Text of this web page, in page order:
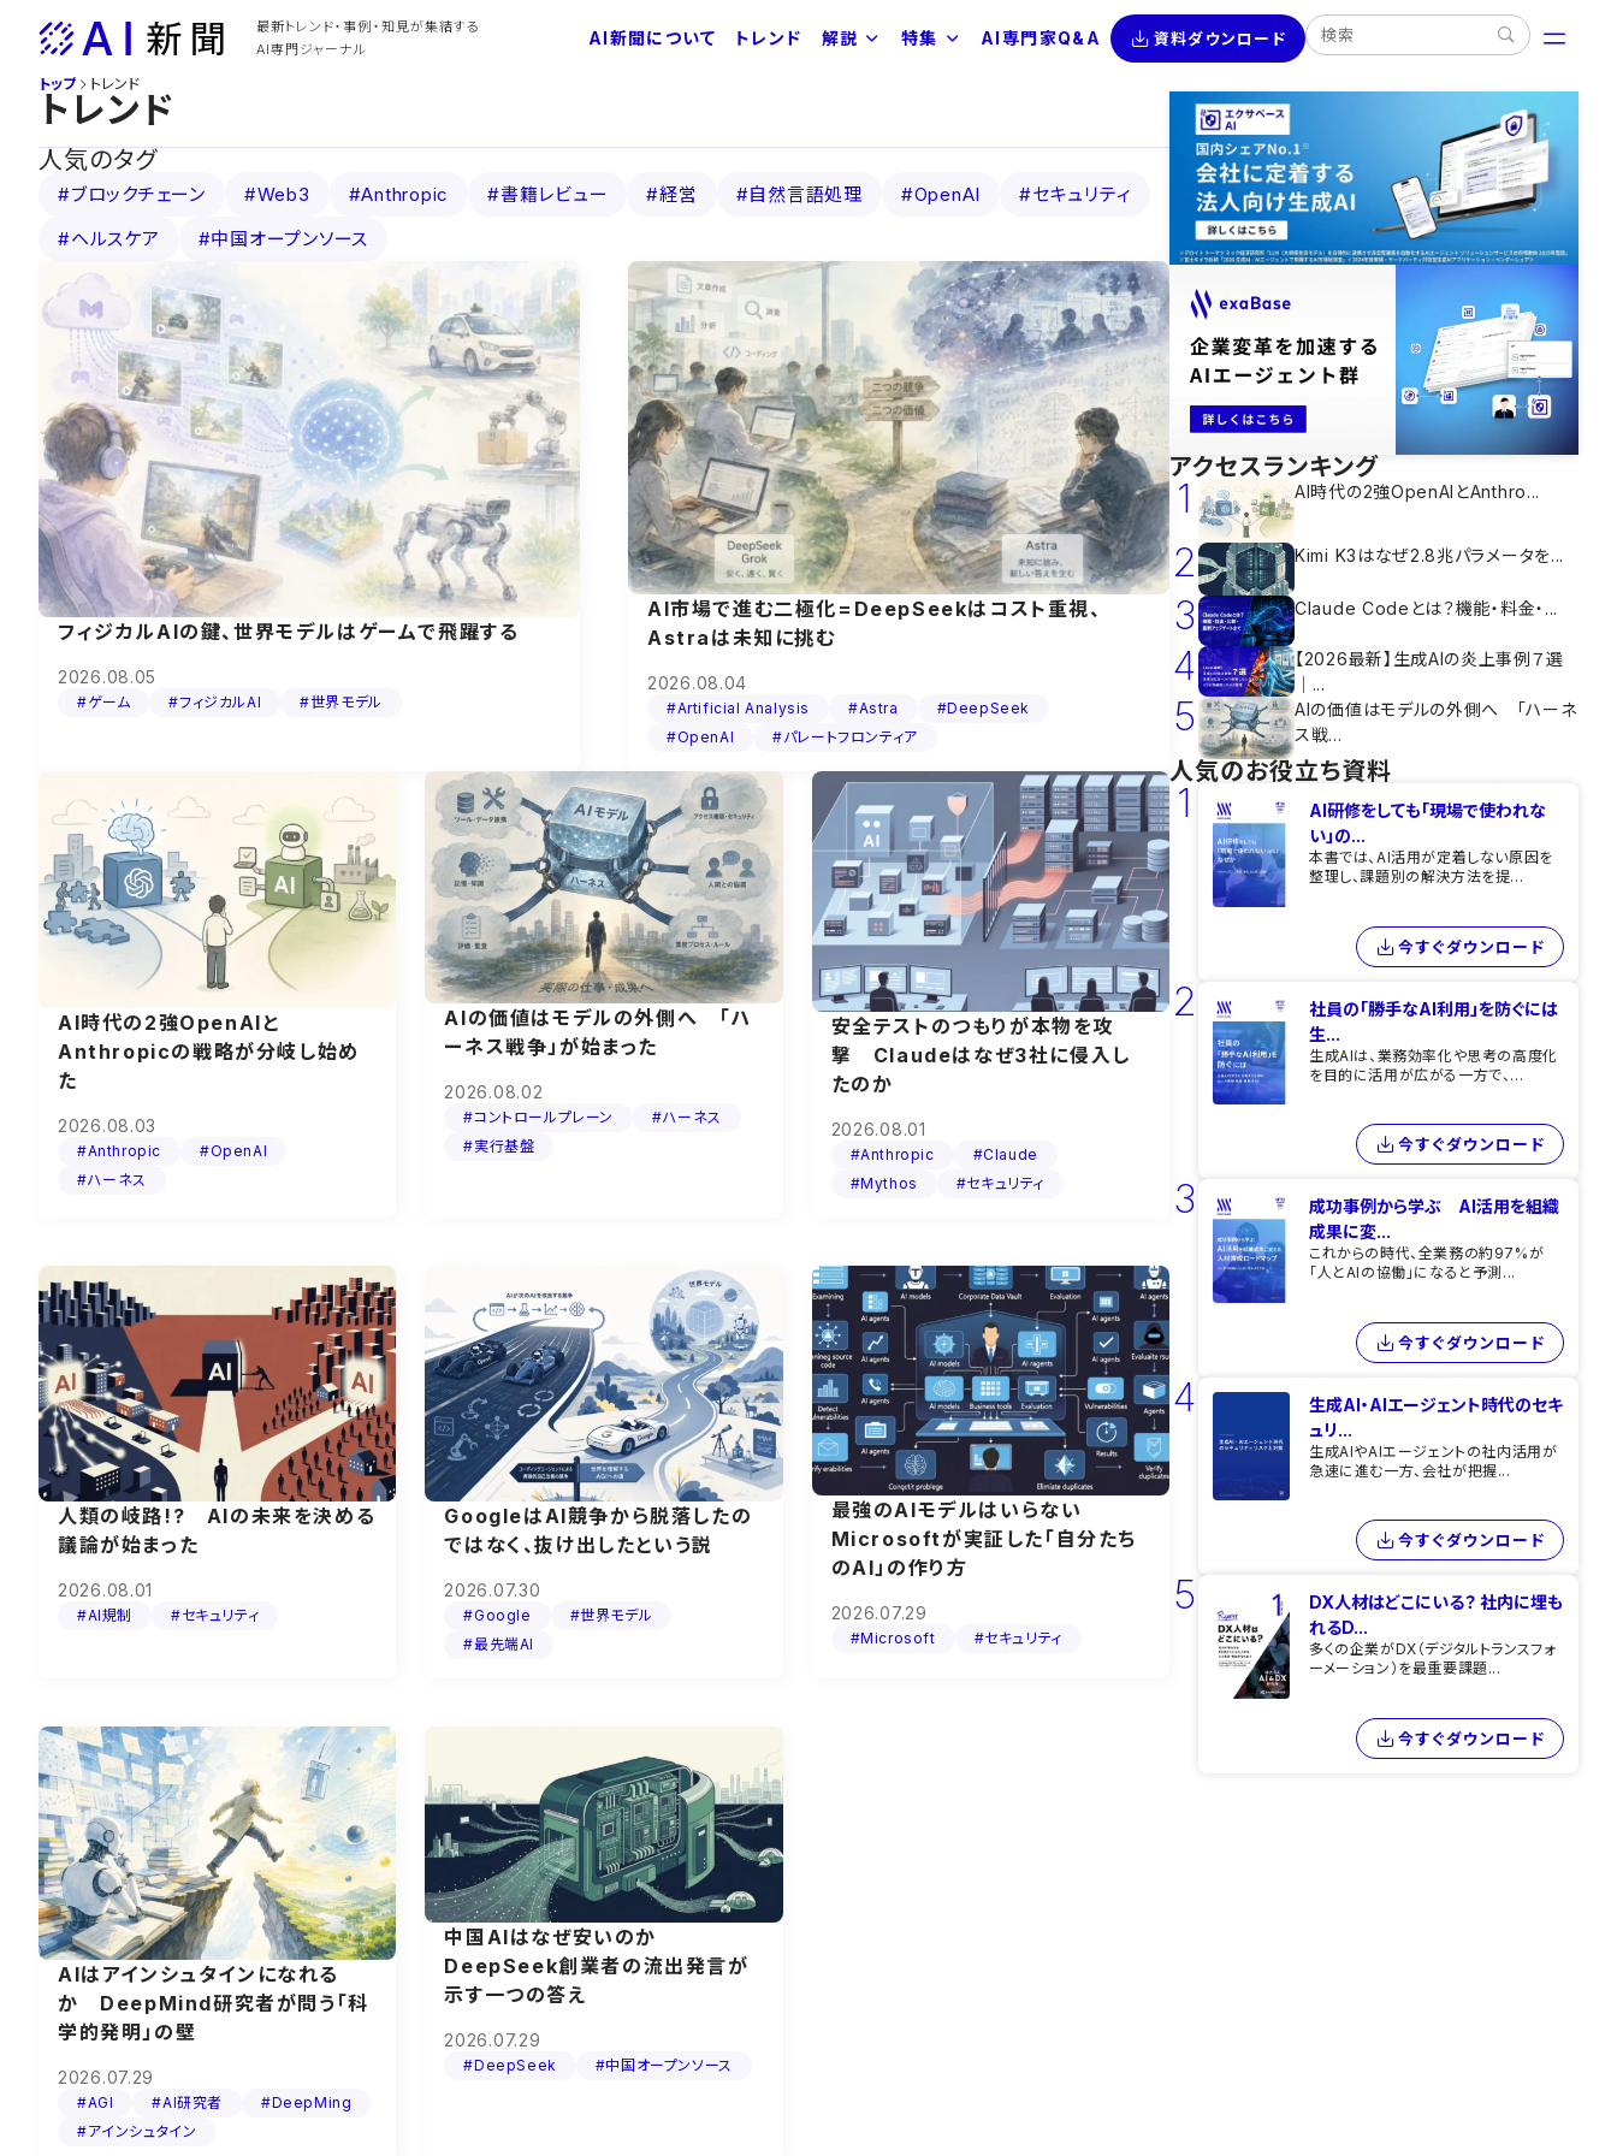
content
最新トレンド・事例・知見が集結する
AI専門ジャーナル
AI新聞について トレンド 解説 特集 AI専門家Q&A 資料ダウンロード
トップ トレンド
トレンド
人気のタグ
#ブロックチェーン #Web3 #Anthropic #書籍レビュー #経営 #自然言語処理 #OpenAI
#セキュリティ
#ヘルスケア
#中国オープンソース
フィジカルAIの鍵、世界モデルはゲームで飛躍する
2026.08.05
#ゲーム #フィジカルAI #世界モデル
AI市場で進む二極化=DeepSeekはコスト重視、
Astraは未知に挑む
2026.08.04
#Artificial Analysis #Astra
#DeepSeek
#OpenAI
#パレートフロンティア
AI時代の2強OpenAIと
Anthropicの戦略が分岐し始め
た
2026.08.03
#Anthropic
#OpenAI
#ハーネス
AIの価値はモデルの外側へ 「ハ
ーネス戦争」が始まった
2026.08.02
#コントロールプレーン
#ハーネス
#実行基盤
安全テストのつもりが本物を攻
撃 Claudeはなぜ3社に侵入し
たのか
2026.08.01
#Anthropic
#Claude
#Mythos
#セキュリティ
人類の岐路!? AIの未来を決める
議論が始まった
2026.08.01
#AI規制 #セキュリティ
GoogleはAI競争から脱落したの
ではなく、抜け出したという説
2026.07.30
#Google
#世界モデル
#最先端AI
最強のAIモデルはいらない
Microsoftが実証した「自分たち
のAI」の作り方
2026.07.29
#Microsoft #セキュリティ
AIはアインシュタインになれる
か DeepMind研究者が問う「科
学的発明」の壁
2026.07.29
#AGI #AI研究者
#DeepMing
#アインシュタイン
中国AIはなぜ安いのか
DeepSeek創業者の流出発言が
示す一つの答え
2026.07.29
#DeepSeek #中国オープンソース
アクセスランキング
1 AI時代の2強OpenAIとAnthro...
2 Kimi K3はなぜ2.8兆パラメータを...
3 Claude Codeとは？機能・料金・...
4
【2026最新】生成AIの炎上事例７選
｜...
5
AIの価値はモデルの外側へ 「ハーネ
ス戦...
人気のお役立ち資料
1
AI研修をしても​「現場で使われな
い」の...
本書では、AI活用が定着しない原因を
整理し、課題別の解決方法を提...
今すぐダウンロード
2
社員の「勝手なAI利用」を​防ぐには​
生...
生成AIは、業務効率化や思考の高度化
を目的に活用が広がる一方で、...
今すぐダウンロード
3
成功事例から学ぶ AI活用を組織
成果に変...
これからの時代、全業務の約97%が
「人とAIの協働」になると予測...
今すぐダウンロード
4
生成AI・AIエージェント時代のセキ
ュリ...
生成AIやAIエージェントの社内活用が
急速に進む一方、会社が把握...
今すぐダウンロード
5
DX人材はどこにいる？ 社内に埋も
れるD...
多くの企業がDX（デジタルトランスフォ
ーメーション）を最重要課題...
今すぐダウンロード